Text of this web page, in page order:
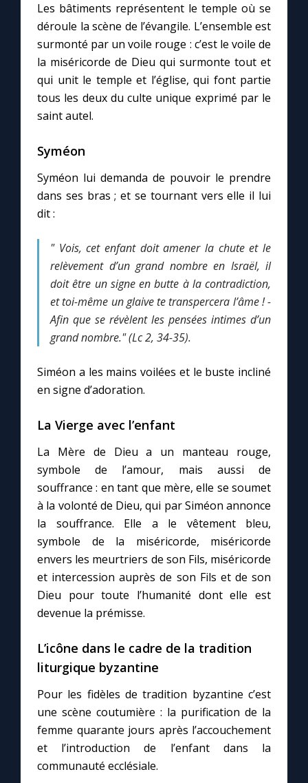
Une Minute avec Marie
Une neuvaine
À la une
Chapelet pour le monde
Contact
Faire un don
Marie de Nazareth
Les bâtiments représentent le temple où se
déroule la scène de l’évangile. L’ensemble est
surmonté par un voile rouge : c’est le voile de
la miséricorde de Dieu qui surmonte tout et
qui unit le temple et l’église, qui font partie
tous les deux du culte unique exprimé par le
saint autel.
Syméon
Syméon lui demanda de pouvoir le prendre
dans ses bras ; et se tournant vers elle il lui
dit :
" Vois, cet enfant doit amener la chute et le
relèvement d’un grand nombre en Israël, il
doit être un signe en butte à la contradiction,
et toi-même un glaive te transpercera l’âme ! -
Afin que se révèlent les pensées intimes d’un
grand nombre." (Lc 2, 34-35).
Siméon a les mains voilées et le buste incliné
en signe d’adoration.
La Vierge avec l’enfant
La Mère de Dieu a un manteau rouge,
symbole de l’amour, mais aussi de
souffrance : en tant que mère, elle se soumet
à la volonté de Dieu, qui par Siméon annonce
la souffrance. Elle a le vêtement bleu,
symbole de la miséricorde, miséricorde
envers les meurtriers de son Fils, miséricorde
et intercession auprès de son Fils et de son
Dieu pour toute l’humanité dont elle est
devenue la prémisse.
L’icône dans le cadre de la tradition
liturgique byzantine
Pour les fidèles de tradition byzantine c’est
une scène coutumière : la purification de la
femme quarante jours après l’accouchement
et l’introduction de l’enfant dans la
communauté ecclésiale.